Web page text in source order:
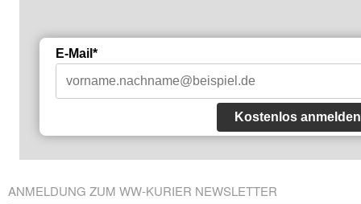
E-Mail*
Kostenlos anmelden
ANMELDUNG ZUM WW-KURIER NEWSLETTER